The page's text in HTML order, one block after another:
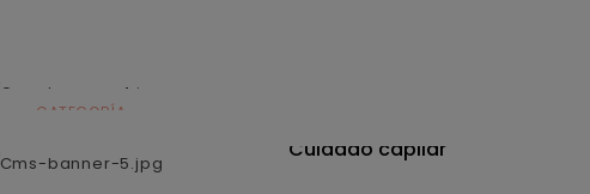
CATEGORÍA
Cuidado capilar